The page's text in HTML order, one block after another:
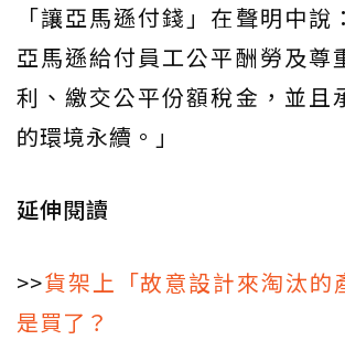
「讓亞馬遜付錢」在聲明中說
亞馬遜給付員工公平酬勞及尊
利、繳交公平份額稅金，並且
的環境永續。」
延伸閱讀
>>貨架上「故意設計來淘汰的
是買了？